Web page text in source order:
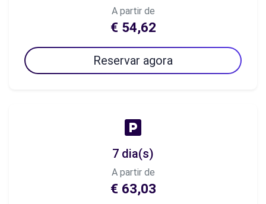
A partir de
€ 54,62
Reservar agora
7 dia(s)
A partir de
€ 63,03